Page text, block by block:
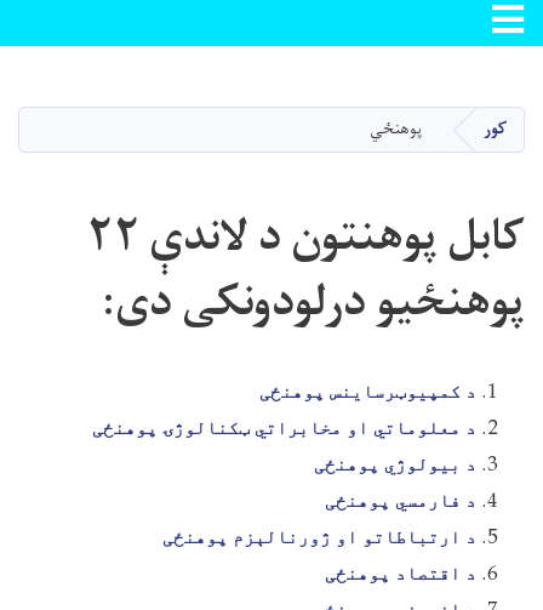
Toggle navigation
کور پوهنځي
کابل پوهنتون د لاندې ۲۲
پوهنځیو درلودونکی دی:
د کمپیوټرساینس پوهنځی
د معلوماتي او مخابراتي ټکنالوژۍ پوهنځی
د بیولوژي پوهنځی
د فارمسي پوهنځی
د ارتباطاتو او ژورنالېزم پوهنځی
د اقتصاد پوهنځی